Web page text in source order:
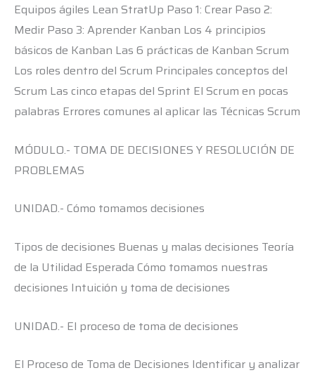
Equipos ágiles Lean StratUp Paso 1: Crear Paso 2:
Medir Paso 3: Aprender Kanban Los 4 principios
básicos de Kanban Las 6 prácticas de Kanban Scrum
Los roles dentro del Scrum Principales conceptos del
Scrum Las cinco etapas del Sprint El Scrum en pocas
palabras Errores comunes al aplicar las Técnicas Scrum
MÓDULO.- TOMA DE DECISIONES Y RESOLUCIÓN DE
PROBLEMAS
UNIDAD.- Cómo tomamos decisiones
Tipos de decisiones Buenas y malas decisiones Teoría
de la Utilidad Esperada Cómo tomamos nuestras
decisiones Intuición y toma de decisiones
UNIDAD.- El proceso de toma de decisiones
El Proceso de Toma de Decisiones Identificar y analizar